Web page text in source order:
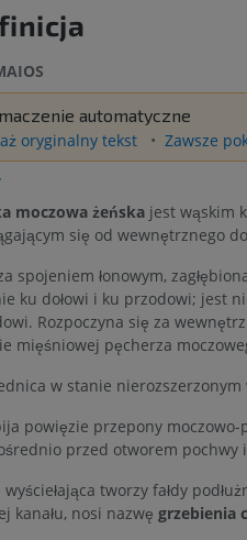
automatyczne
oryginalny tekst
Zawsze
moczowa żeńskajest wąskim
się od wewnętrznego
spojeniem łonowym,
ku dołowi i ku przodowi; jest
Rozpoczyna się za
mięśniowej pęcherza
w stanie nierozszerzonym
powięzie przepony
przed otworem pochwy i
wyściełająca tworzy fałdy
kanału, nosi nazwę grzebienia